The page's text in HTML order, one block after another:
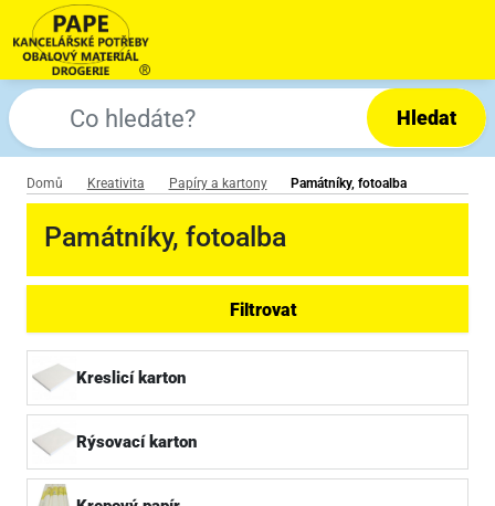
Hledat
Domů Kreativita Papíry a kartony Památníky, fotoalba
Památníky, fotoalba
Filtrovat
Kreslicí karton
Rýsovací karton